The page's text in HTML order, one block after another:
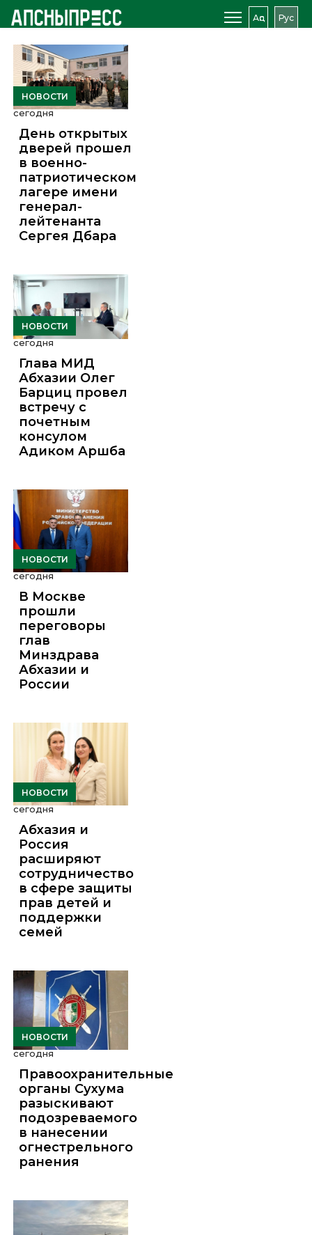
Аԥс Рус
НОВОСТИ
сегодня
День открытых
дверей прошел
в военно-
патриотическом
лагере имени
генерал-
лейтенанта
Сергея Дбара
НОВОСТИ
сегодня
Глава МИД
Абхазии Олег
Барциц провел
встречу с
почетным
консулом
Адиком Аршба
НОВОСТИ
сегодня
В Москве
прошли
переговоры
глав
Минздрава
Абхазии и
России
НОВОСТИ
сегодня
Абхазия и
Россия
расширяют
сотрудничество
в сфере защиты
прав детей и
поддержки
семей
НОВОСТИ
сегодня
Правоохранительные
органы Сухума
разыскивают
подозреваемого
в нанесении
огнестрельного
ранения